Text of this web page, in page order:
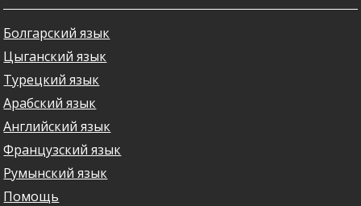
Болгарский язык
Цыганский язык
Турецкий язык
Арабский язык
Английский язык
Французский язык
Румынский язык
Помощь